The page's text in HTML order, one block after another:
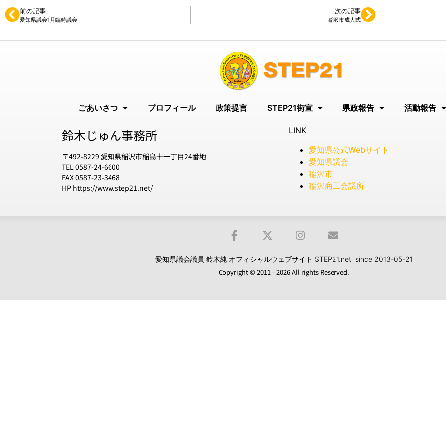
前の記事
愛知県議会1月臨時議会
次の記事
稲沢市成人式
ごあいさつ プロフィール 政策提言 STEP21街宣 県政報告 活動報告
鈴木じゅん事務所
〒492-8229 愛知県稲沢市稲島十一丁目24番地
TEL 0587-24-6600
FAX 0587-23-3468
HP https://www.step21.net/
LINK
愛知県公式Webサイト
愛知県議会
稲沢市
稲沢商工会議所
愛知県議会議員 鈴木純 オフィシャルウェブサイト STEP21.net since 2013-05-21
Copyright © 2011 - 2026 All rights Reserved.